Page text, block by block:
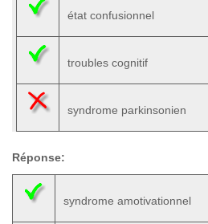
état confusionnel
troubles cognitif
syndrome parkinsonien
Réponse:
syndrome amotivationnel